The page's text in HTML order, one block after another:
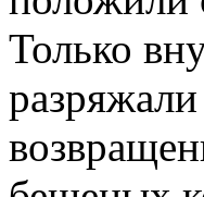
Только